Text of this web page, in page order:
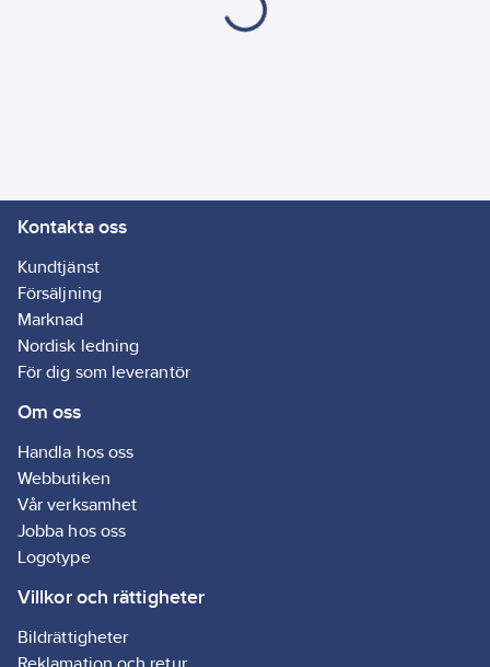
Kontakta oss
Kundtjänst
Försäljning
Marknad
Nordisk ledning
För dig som leverantör
Om oss
Handla hos oss
Webbutiken
Vår verksamhet
Jobba hos oss
Logotype
Villkor och rättigheter
Bildrättigheter